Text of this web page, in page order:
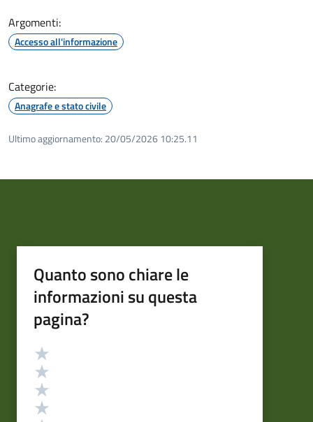
Argomenti:
Accesso all'informazione
Categorie:
Anagrafe e stato civile
Ultimo aggiornamento: 20/05/2026 10:25.11
Quanto sono chiare le
informazioni su questa
pagina?
Valutazione